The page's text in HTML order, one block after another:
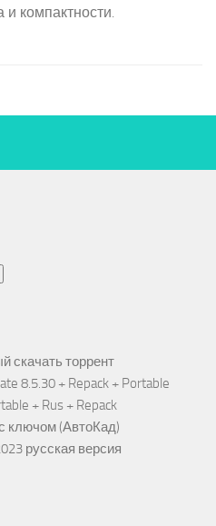
и компактности.
скачать торрент
8.5.30 + Repack + Portable
+ Rus + Repack
ключом (АвтоКад)
русская версия